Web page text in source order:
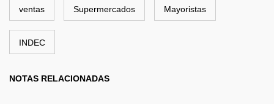
ventas Supermercados Mayoristas
INDEC
NOTAS RELACIONADAS